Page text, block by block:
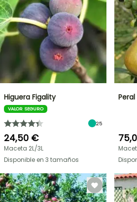
Higuera Figality
VALOR SEGURO
25
24,50 €
Maceta 2L/3L
Disponible en 3 tamaños